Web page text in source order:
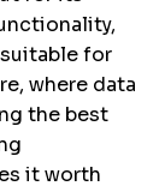
for
where data
the best
it worth